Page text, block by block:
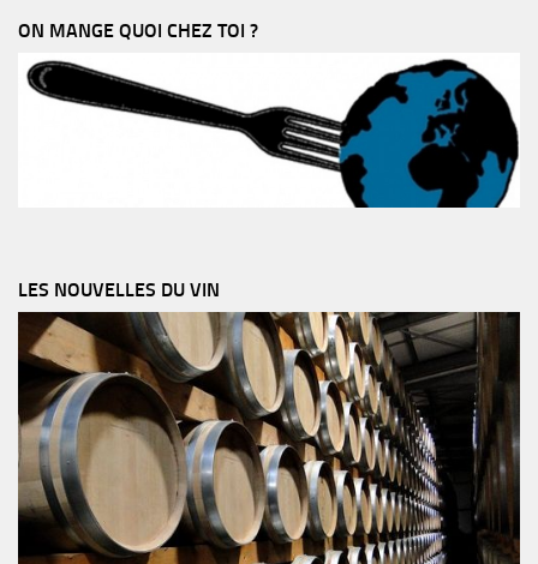
ON MANGE QUOI CHEZ TOI ?
LES NOUVELLES DU VIN